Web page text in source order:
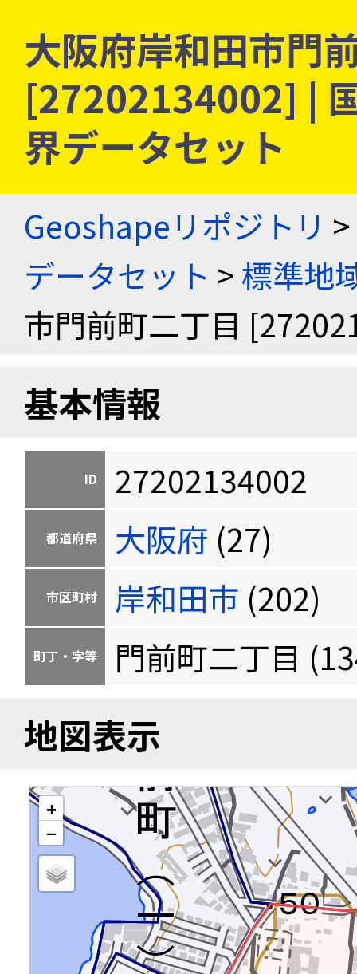
大阪府岸和田市門
[27202134002] |
界データセット
Geoshapeリポジトリ >
データセット >標準地
市門前町二丁目
基本情報
ID 27202134002
都道府県 大阪府 (27)
市区町村 岸和田市 (202)
町丁・字等 門前町二丁目
地図表示
+
−